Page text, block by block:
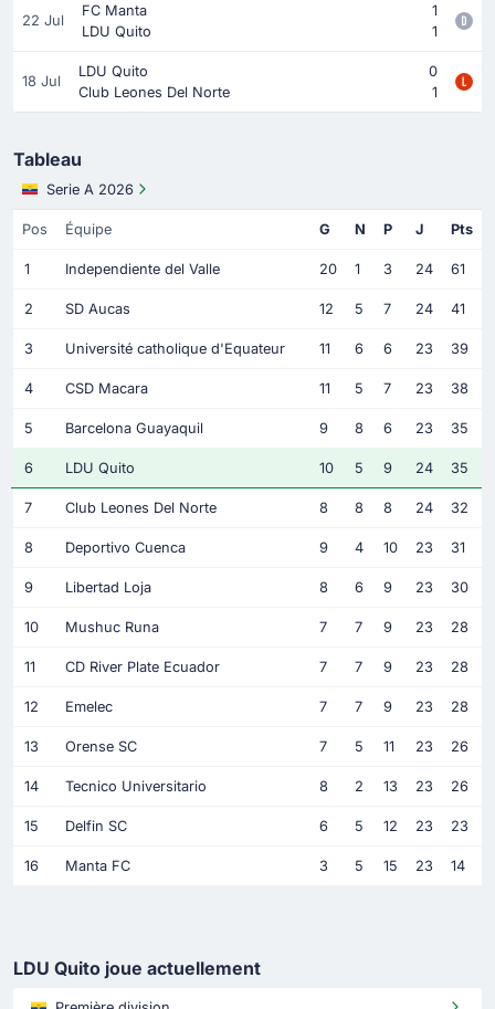
22 Jul
FC Manta
1
LDU Quito
1
18 Jul
LDU Quito
0
Club Leones Del Norte
1
Tableau
Serie A 2026
Pos Équipe G N P J Pts
1 Independiente del Valle 20 1 3 24 61
2 SD Aucas 12 5 7 24 41
3 Université catholique d'Equateur 11 6 6 23 39
4 CSD Macara 11 5 7 23 38
5 Barcelona Guayaquil 9 8 6 23 35
6 LDU Quito 10 5 9 24 35
7 Club Leones Del Norte 8 8 8 24 32
8 Deportivo Cuenca 9 4 10 23 31
9 Libertad Loja 8 6 9 23 30
10 Mushuc Runa 7 7 9 23 28
11 CD River Plate Ecuador 7 7 9 23 28
12 Emelec 7 7 9 23 28
13 Orense SC 7 5 11 23 26
14 Tecnico Universitario 8 2 13 23 26
15 Delfin SC 6 5 12 23 23
16 Manta FC 3 5 15 23 14
LDU Quito joue actuellement